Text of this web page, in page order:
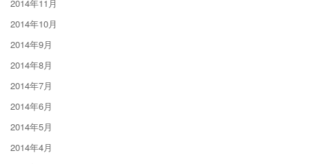
2014年11月
2014年10月
2014年9月
2014年8月
2014年7月
2014年6月
2014年5月
2014年4月